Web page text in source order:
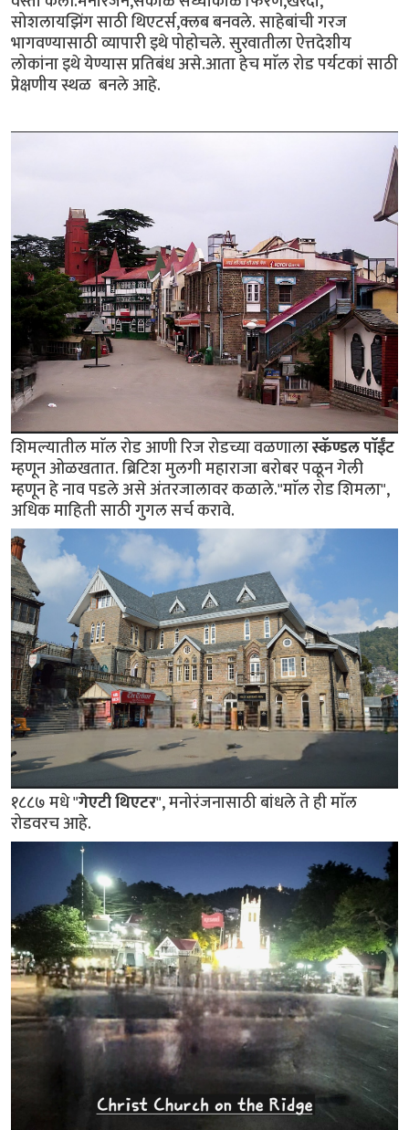
सोशलायझिंग साठी थिएटर्स,क्लब बनवले. साहेबांची गरज
भागवण्यासाठी व्यापारी इथे पोहोचले. सुरवातीला ऐत्तदेशीय
लोकांना इथे येण्यास प्रतिबंध असे.आता हेच माॅल रोड पर्यटकां साठी
प्रेक्षणीय स्थळ बनले आहे.
शिमल्यातील माॅल रोड आणी रिज रोडच्या वळणालास्कॅण्डल पाॅईंट
म्हणून ओळखतात. ब्रिटिश मुलगी महाराजा बरोबर पळून गेली
म्हणून हे नाव पडले असे अंतरजालावर कळाले."माॅल रोड शिमला",
अधिक माहिती साठी गुगल सर्च करावे.
१८८७ मधे "गेएटी थिएटर", मनोरंजनासाठी बांधले ते ही माॅल
रोडवरच आहे.